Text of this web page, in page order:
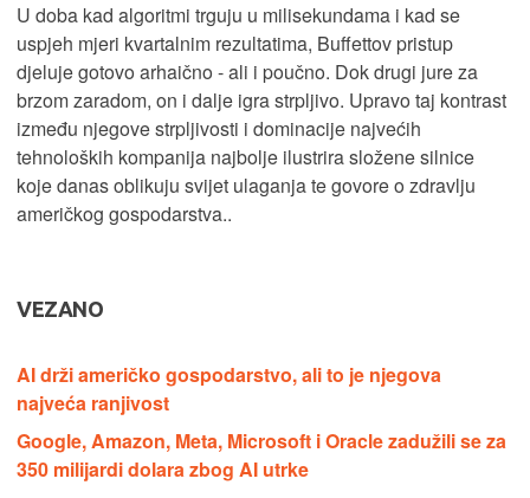
U doba kad algoritmi trguju u milisekundama i kad se
uspjeh mjeri kvartalnim rezultatima, Buffettov pristup
djeluje gotovo arhaično - ali i poučno. Dok drugi jure za
brzom zaradom, on i dalje igra strpljivo. Upravo taj kontrast
između njegove strpljivosti i dominacije najvećih
tehnoloških kompanija najbolje ilustrira složene silnice
koje danas oblikuju svijet ulaganja te govore o zdravlju
američkog gospodarstva..
VEZANO
AI drži američko gospodarstvo, ali to je njegova
najveća ranjivost
Google, Amazon, Meta, Microsoft i Oracle zadužili se za
350 milijardi dolara zbog AI utrke